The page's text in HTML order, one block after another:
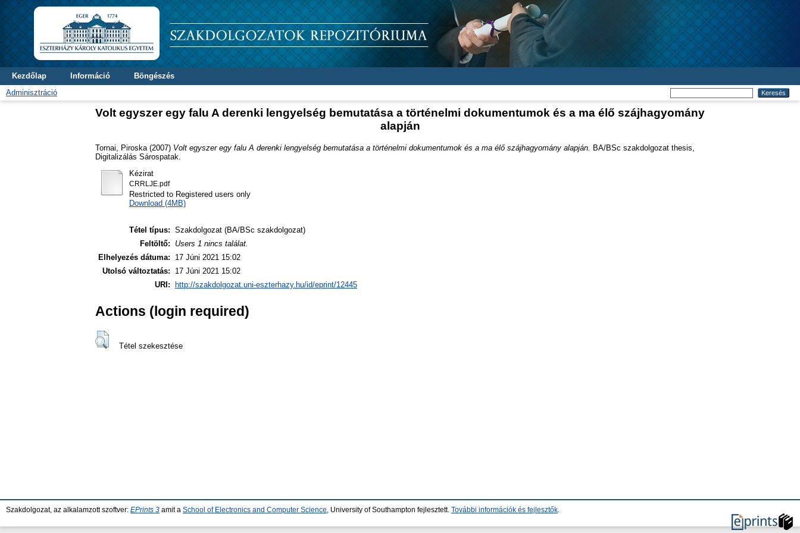
Kezdőlap Információ
Böngészés
Adminisztráció
Volt egyszer egy falu A derenki lengyelség bemutatása a történelmi dokumentumok és a ma élő szájhagyomány
alapján
Tornai, Piroska (2007) Volt egyszer egy falu A derenki lengyelség bemutatása a történelmi dokumentumok és a ma élő szájhagyomány alapján.
BA/BSc szakdolgozat thesis,
Digitalizálás Sárospatak.
Kézirat
CRRLJE.pdf
Restricted to Registered users only
Download (4MB)
Tétel típus: Szakdolgozat (BA/BSc szakdolgozat)
Feltöltő:
Users 1 nincs találat.
Elhelyezés dátuma:
17 Júni 2021 15:02
Utolsó változtatás:
17 Júni 2021 15:02
URI:
http://szakdolgozat.uni-eszterhazy.hu/id/eprint/12445
Actions (login required)
Tétel szekesztése
Szakdolgozat, az alkalamzott szoftver: EPrints 3 amit a School of Electronics and Computer Science , University of Southampton fejlesztett. További információk és fejlesztők